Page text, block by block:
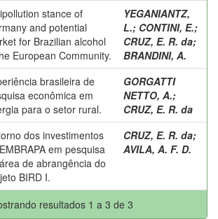
stance of
and potential
for Brazilian alcohol
European Community.
YEGANIANTZ,
L.; CONTINI, E.;
CRUZ, E. R. da;
BRANDINI, A.
brasileira de
econômica em
para o setor rural.
GORGATTI
NETTO, A.;
CRUZ, E. R. da
dos investimentos
em pesquisa
de abrangência do
BIRD I.
CRUZ, E. R. da;
AVILA, A. F. D.
resultados 1 a 3 de 3